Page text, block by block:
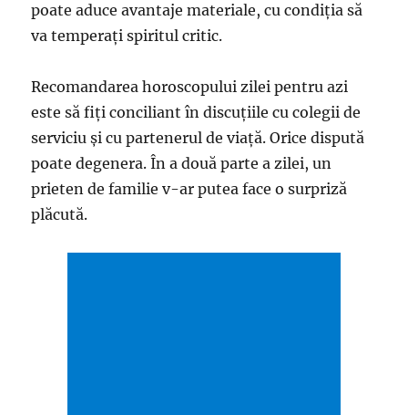
poate aduce avantaje materiale, cu condiția să
va temperați spiritul critic.
Recomandarea horoscopului zilei pentru azi
este să fiți conciliant în discuțiile cu colegii de
serviciu și cu partenerul de viață. Orice dispută
poate degenera. În a două parte a zilei, un
prieten de familie v-ar putea face o surpriză
plăcută.